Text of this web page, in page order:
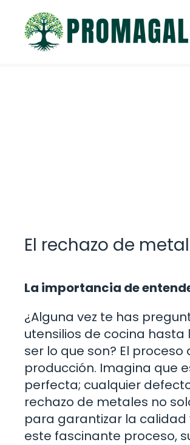
contenido
El rechazo de
La importancia de
¿Alguna vez te has
utensilios de cocina
ser lo que son? El
producción. Imagina que
perfecta; cualquier
rechazo de metales no
para garantizar la calidad
este fascinante proceso,